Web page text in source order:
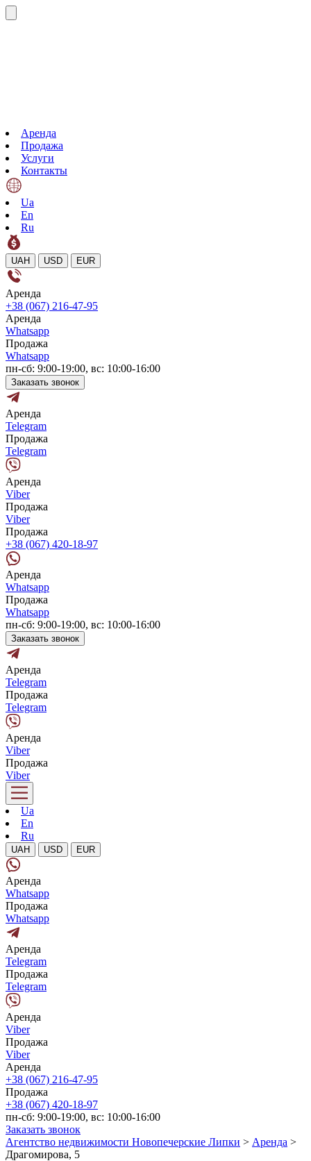
Аренда
Продажа
Услуги
Контакты
Ua
En
Ru
UAH USD EUR
Аренда
+38 (067) 216-47-95
Аренда
Whatsapp
Продажа
Whatsapp
пн-сб: 9:00-19:00, вс: 10:00-16:00
Заказать звонок
Аренда
Telegram
Продажа
Telegram
Аренда
Viber
Продажа
Viber
Продажа
+38 (067) 420-18-97
Аренда
Whatsapp
Продажа
Whatsapp
пн-сб: 9:00-19:00, вс: 10:00-16:00
Заказать звонок
Аренда
Telegram
Продажа
Telegram
Аренда
Viber
Продажа
Viber
Ua
En
Ru
UAH USD EUR
Аренда
Whatsapp
Продажа
Whatsapp
Аренда
Telegram
Продажа
Telegram
Аренда
Viber
Продажа
Viber
Аренда
+38 (067) 216-47-95
Продажа
+38 (067) 420-18-97
пн-сб: 9:00-19:00, вс: 10:00-16:00
Заказать звонок
Агентство недвижимости Новопечерские Липки > Аренда >
Драгомирова, 5